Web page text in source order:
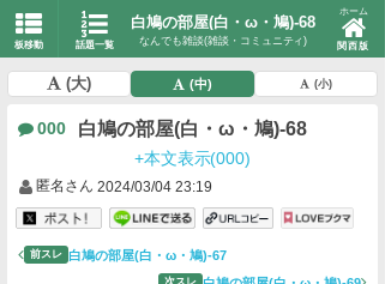
板移動 話題一覧
白鳩の部屋(白・ω・鳩)-68
なんでも雑談(雑談・コミュニティ)
ホーム
関西版
(大) (中) (小)
000 白鳩の部屋(白・ω・鳩)-68
+本文表示(000)
匿名さん 2024/03/04 23:19
前スレ 白鳩の部屋(白・ω・鳩)-67
次スレ